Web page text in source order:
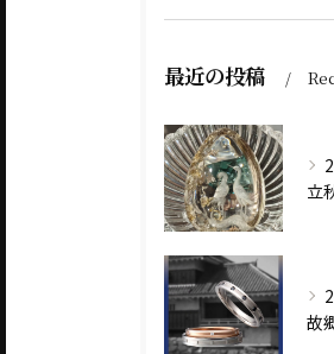
最近の投稿